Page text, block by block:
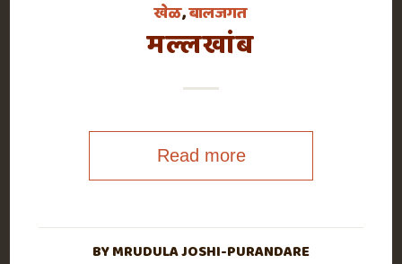
खेळ,बालजगत
मल्लखांब
Read more
BYMRUDULA JOSHI-PURANDARE